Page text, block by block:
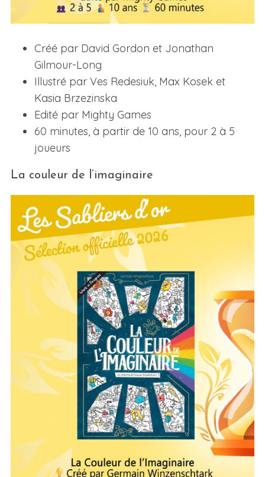
Créé par David Gordon et Jonathan
Gilmour-Long
Illustré par Ves Redesiuk, Max Kosek et
Kasia Brzezinska
Edité par Mighty Games
60 minutes, à partir de 10 ans, pour 2 à 5
joueurs
La couleur de l’imaginaire